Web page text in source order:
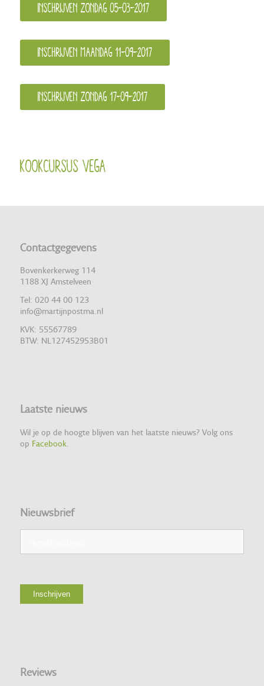
Inschrijven zondag 05-03-2017
Inschrijven maandag 11-09-2017
Inschrijven zondag 17-09-2017
Kookcursus Vega
Contactgegevens
Bovenkerkerweg 114
1188 XJ Amstelveen
Tel: 020 44 00 123
info@martijnpostma.nl
KVK: 55567789
BTW: NL127452953B01
Laatste nieuws
Wil je op de hoogte blijven van het laatste nieuws? Volg ons
op Facebook.
Nieuwsbrief
Reviews